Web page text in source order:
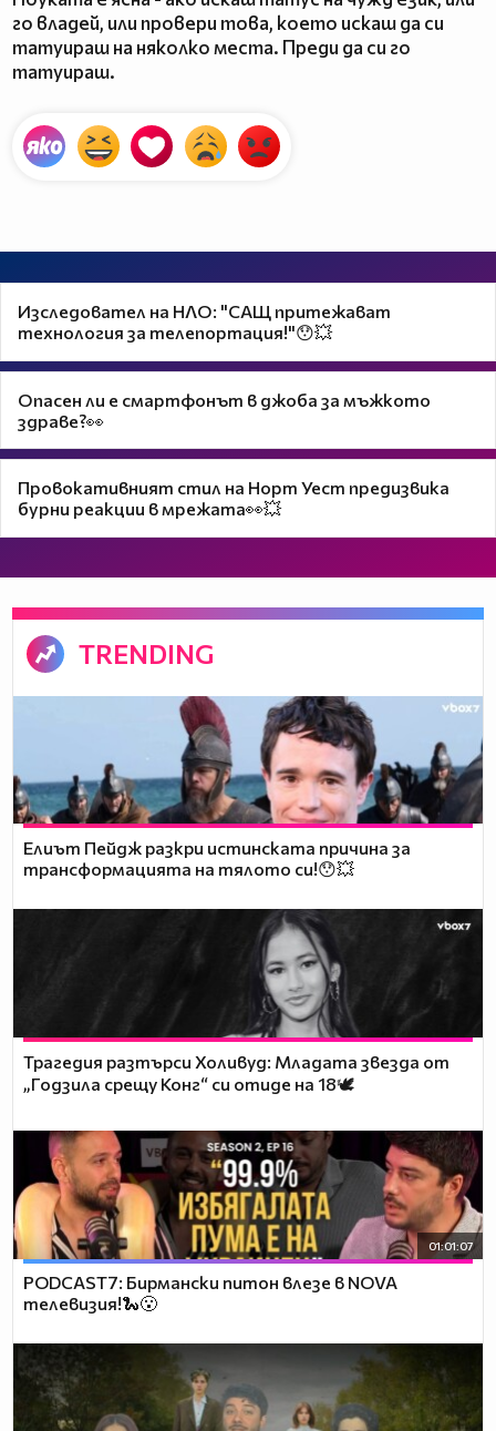
го владей, или провери това, което искаш да си
татуираш на няколко места. Преди да си го
татуираш.
Изследовател на НЛО: "САЩ притежават
технология за телепортация!"😯💥
Опасен ли е смартфонът в джоба за мъжкото
здраве?👀
Провокативният стил на Норт Уест предизвика
бурни реакции в мрежата👀💥
TRENDING
Елиът Пейдж разкри истинската причина за
трансформацията на тялото си!😯💥
Трагедия разтърси Холивуд: Младата звезда от
„Годзила срещу Конг“ си отиде на 18🕊️
01:01:07
PODCAST7: Бирмански питон влезе в NOVA
телевизия!🐍😮